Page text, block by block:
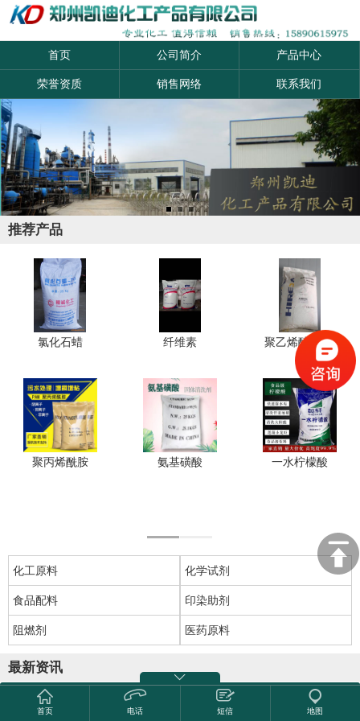
首页 公司简介 产品中心
荣誉资质 销售网络 联系我们
推荐产品
氯化石蜡 纤维素 聚乙烯醇2488
聚丙烯酰胺 氨基磺酸 一水柠檬酸
化工原料 化学试剂
食品配料 印染助剂
阻燃剂 医药原料
最新资讯
热烈祝贺哈尔滨市龙远粮贸有限公司获批2000万供应链核心额
资讯
搜索
首页 电话 短信 地图